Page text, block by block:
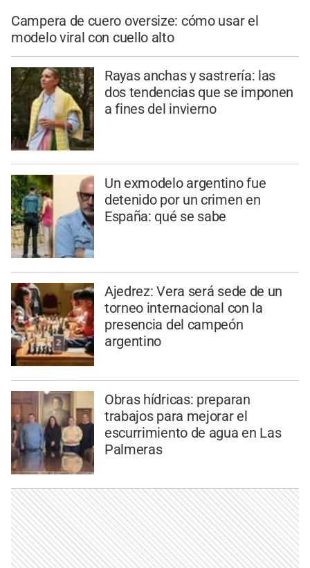
Campera de cuero oversize: cómo usar el
modelo viral con cuello alto
Rayas anchas y sastrería: las
dos tendencias que se imponen
a fines del invierno
Un exmodelo argentino fue
detenido por un crimen en
España: qué se sabe
Ajedrez: Vera será sede de un
torneo internacional con la
presencia del campeón
argentino
Obras hídricas: preparan
trabajos para mejorar el
escurrimiento de agua en Las
Palmeras